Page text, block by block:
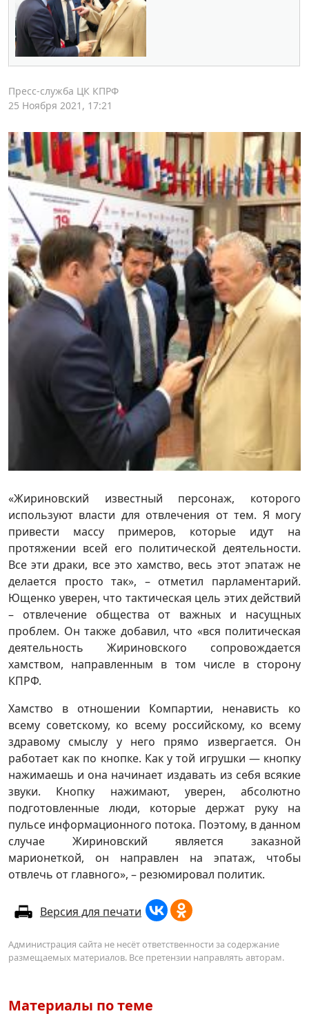
Пресс-служба ЦК КПРФ
25 Ноября 2021, 17:21
«Жириновский известный персонаж, которого
используют власти для отвлечения от тем. Я могу
привести массу примеров, которые идут на
протяжении всей его политической деятельности.
Все эти драки, все это хамство, весь этот эпатаж не
делается просто так», – отметил парламентарий.
Ющенко уверен, что тактическая цель этих действий
– отвлечение общества от важных и насущных
проблем. Он также добавил, что «вся политическая
деятельность Жириновского сопровождается
хамством, направленным в том числе в сторону
КПРФ.
Хамство в отношении Компартии, ненависть ко
всему советскому, ко всему российскому, ко всему
здравому смыслу у него прямо извергается. Он
работает как по кнопке. Как у той игрушки — кнопку
нажимаешь и она начинает издавать из себя всякие
звуки. Кнопку нажимают, уверен, абсолютно
подготовленные люди, которые держат руку на
пульсе информационного потока. Поэтому, в данном
случае Жириновский является заказной
марионеткой, он направлен на эпатаж, чтобы
отвлечь от главного», – резюмировал политик.
Версия для печати
Администрация сайта не несёт ответственности за содержание
размещаемых материалов. Все претензии направлять авторам.
Материалы по теме